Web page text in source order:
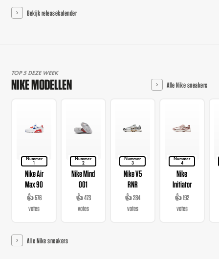
Bekijk releasekalender
TOP 5 DEZE WEEK
NIKE MODELLEN Alle Nike sneakers
Nummer
1
Nike Air
Max 90
👍 576
votes
Nummer
2
Nike Mind
001
👍 473
votes
Nummer
3
Nike V5
RNR
👍 284
votes
Nummer
4
Nike
Initiator
👍 192
votes
Alle Nike sneakers